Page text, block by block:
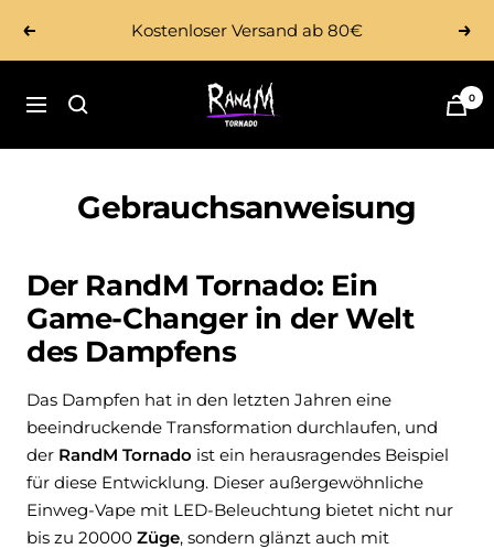
zum
Inhalt
Zurück Kostenloser Versand ab 80€
Navigation
Tornado
Vape
0
Gebrauchsanweisung
Der RandM Tornado: Ein
Game-Changer in der Welt
des Dampfens
Das Dampfen hat in den letzten Jahren eine
beeindruckende Transformation durchlaufen, und
der RandM Tornado ist ein herausragendes Beispiel
für diese Entwicklung. Dieser außergewöhnliche
Einweg-Vape mit LED-Beleuchtung bietet nicht nur
bis zu 20000 Züge, sondern glänzt auch mit